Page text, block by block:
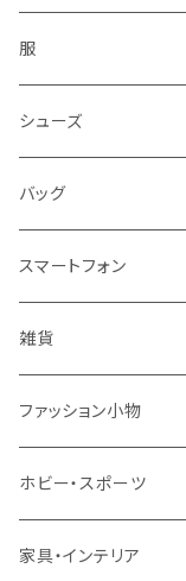
服
レディース
トップス
コート・ジャケット
メンズ
バッグ
帽子
キッズ＆ベビー
浴衣
シューズ
レディース
サンダル
スニーカー
メンズ
サンダル
キッズ＆ベビー
バッグ
レディース
メンズ
キッズ＆ベビー
スマートフォン
アクセサリ
ケース・カバー
ケーブル・アダプター
ケース
スタント
フィルム
雑貨
ガラス
タオル
キーホルダー
ファッション小物
サングラス・眼鏡
手芸・ハンドメイド用品
ホビー・スポーツ
アウトドア・キャンプ・
家具・インテリア